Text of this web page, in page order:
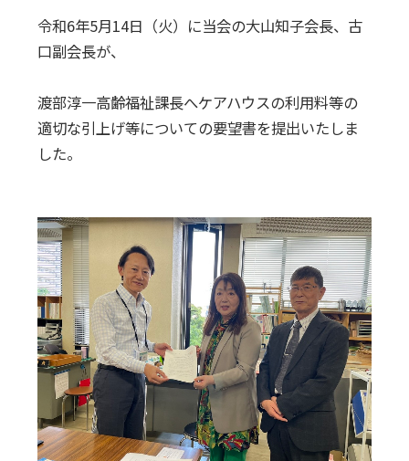
令和6年5月14日（火）に当会の大山知子会長、古
口副会長が、
渡部淳一高齢福祉課長へケアハウスの利用料等の
適切な引上げ等についての要望書を提出いたしま
した。